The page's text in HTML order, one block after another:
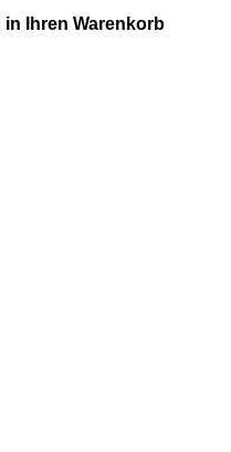
Ihren Warenkorb